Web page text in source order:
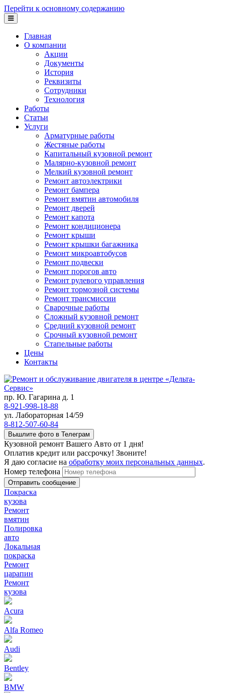
Перейти к основному содержанию
Главная
О компании
Акции
Документы
История
Реквизиты
Сотрудники
Технология
Работы
Статьи
Услуги
Арматурные работы
Жестяные работы
Капитальный кузовной ремонт
Малярно-кузовной ремонт
Мелкий кузовной ремонт
Ремонт автоэлектрики
Ремонт бампера
Ремонт вмятин автомобиля
Ремонт дверей
Ремонт капота
Ремонт кондиционера
Ремонт крыши
Ремонт крышки багажника
Ремонт микроавтобусов
Ремонт подвески
Ремонт порогов авто
Ремонт рулевого управления
Ремонт тормозной системы
Ремонт трансмиссии
Сварочные работы
Сложный кузовной ремонт
Средний кузовной ремонт
Срочный кузовной ремонт
Стапельные работы
Цены
Контакты
пр. Ю. Гагарина д. 1
8-921-998-18-88
ул. Лабораторная 14/59
8-812-507-60-84
Вышлите фото в Телеграм
Кузовной ремонт Вашего Авто от 1 дня!
Оплатив кредит или рассрочку! Звоните!
Я даю согласие на обработку моих персональных данных.
Номер телефона
Покраска
кузова
Ремонт
вмятин
Полировка
авто
Локальная
покраска
Ремонт
царапин
Ремонт
кузова
Acura
Alfa Romeo
Audi
Bentley
BMW